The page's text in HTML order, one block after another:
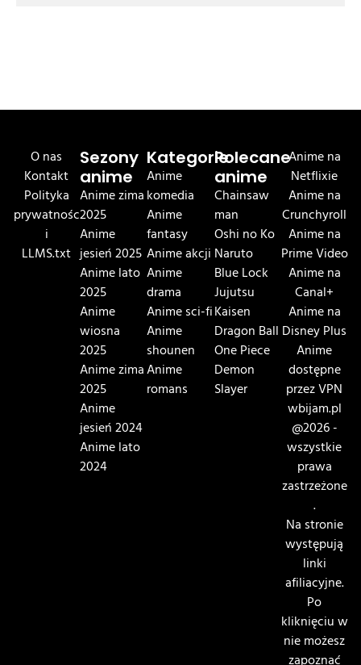
O nas
Kontakt
Polityka
prywatnośc
i
LLMS.txt
Sezony
anime
Anime zima
2025
Anime
jesień 2025
Anime lato
2025
Anime
wiosna
2025
Anime zima
2025
Anime
jesień 2024
Anime lato
2024
Kategorie
Anime
komedia
Anime
fantasy
Anime akcji
Anime
drama
Anime sci-fi
Anime
shounen
Anime
romans
Polecane
anime
Chainsaw
man
Oshi no Ko
Naruto
Blue Lock
Jujutsu
Kaisen
Dragon Ball
One Piece
Demon
Slayer
Anime na
Netflixie
Anime na
Crunchyroll
Anime na
Prime Video
Anime na
Canal+
Anime na
Disney Plus
Anime
dostępne
przez VPN
wbijam.pl
@2026 -
wszystkie
prawa
zastrzeżone
.
Na stronie
występują
linki
afiliacyjne.
Po
kliknięciu w
nie możesz